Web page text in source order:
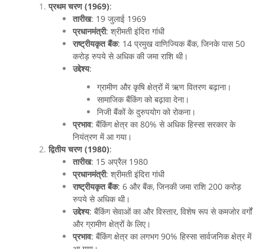
प्रथम चरण (1969):
तारीख: 19 जुलाई 1969
प्रधानमंत्री: श्रीमती इंदिरा गांधी
राष्ट्रीयकृत बैंक: 14 प्रमुख वाणिज्यिक बैंक, जिनके पास 50
करोड़ रुपये से अधिक की जमा राशि थी।
उद्देश्य:
ग्रामीण और कृषि क्षेत्रों में ऋण वितरण बढ़ाना।
सामाजिक बैंकिंग को बढ़ावा देना।
निजी बैंकों के दुरुपयोग को रोकना।
प्रभाव: बैंकिंग क्षेत्र का 80% से अधिक हिस्सा सरकार के
नियंत्रण में आ गया।
द्वितीय चरण (1980):
तारीख: 15 अप्रैल 1980
प्रधानमंत्री: श्रीमती इंदिरा गांधी
राष्ट्रीयकृत बैंक: 6 और बैंक, जिनकी जमा राशि 200 करोड़
रुपये से अधिक थी।
उद्देश्य: बैंकिंग सेवाओं का और विस्तार, विशेष रूप से कमजोर वर्गों
और ग्रामीण क्षेत्रों के लिए।
प्रभाव: बैंकिंग क्षेत्र का लगभग 90% हिस्सा सार्वजनिक क्षेत्र में